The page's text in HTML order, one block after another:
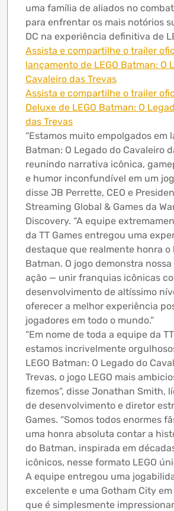
uma família de aliados no
para enfrentar os mais notórios
DC na experiência definitiva de
Assista e compartilhe o trailer
lançamento de LEGO Batman: O
Cavaleiro das Trevas
Assista e compartilhe o trailer
Deluxe de LEGO Batman: O
das Trevas
“Estamos muito empolgados em
Batman: O Legado do Cavaleiro
reunindo narrativa icônica,
e humor inconfundível em um
disse JB Perrette, CEO e
Streaming Global & Games da
Discovery. “A equipe
da TT Games entregou uma
destaque que realmente honra o
Batman. O jogo demonstra
ação — unir franquias icônicas
desenvolvimento de altíssimo
oferecer a melhor experiência
jogadores em todo o mundo.”
“Em nome de toda a equipe da
estamos incrivelmente
LEGO Batman: O Legado do
Trevas, o jogo LEGO mais
fizemos”, disse Jonathan Smith,
de desenvolvimento e diretor
Games. “Somos todos enormes
uma honra absoluta contar a
do Batman, inspirada em
icônicos, nesse formato LEGO
A equipe entregou uma
excelente e uma Gotham City
que é simplesmente